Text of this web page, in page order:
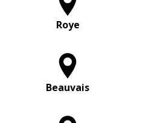
Roye
Beauvais